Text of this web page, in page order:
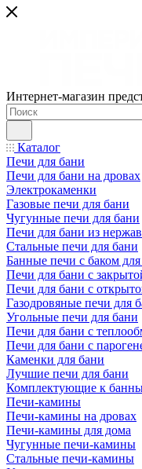
Интернет-магазин
Каталог
Печи для бани
Печи для бани на дровах
Электрокаменки
Газовые печи для бани
Чугунные печи для бани
Печи для бани из
Стальные печи для бани
Банные печи с баком
Печи для бани с
Печи для бани с
Газодровяные печи для
Угольные печи для бани
Печи для бани с
Печи для бани с
Каменки для бани
Лучшие печи для бани
Комплектующие к
Печи-камины
Печи-камины на дровах
Печи-камины для дома
Чугунные печи-камины
Стальные печи-камины